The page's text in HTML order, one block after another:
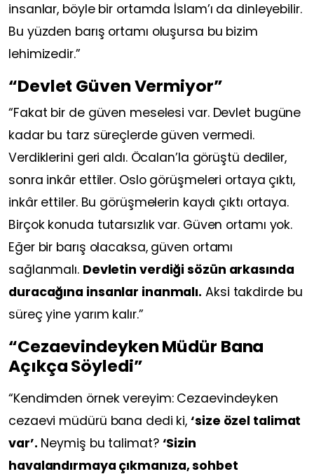
insanlar, böyle bir ortamda İslam’ı da dinleyebilir.
Bu yüzden barış ortamı oluşursa bu bizim
lehimizedir.”
“Devlet Güven Vermiyor”
“Fakat bir de güven meselesi var. Devlet bugüne
kadar bu tarz süreçlerde güven vermedi.
Verdiklerini geri aldı. Öcalan’la görüştü dediler,
sonra inkâr ettiler. Oslo görüşmeleri ortaya çıktı,
inkâr ettiler. Bu görüşmelerin kaydı çıktı ortaya.
Birçok konuda tutarsızlık var. Güven ortamı yok.
Eğer bir barış olacaksa, güven ortamı
sağlanmalı. Devletin verdiği sözün arkasında
duracağına insanlar inanmalı. Aksi takdirde bu
süreç yine yarım kalır.”
“Cezaevindeyken Müdür Bana
Açıkça Söyledi”
“Kendimden örnek vereyim: Cezaevindeyken
cezaevi müdürü bana dedi ki,‘size özel talimat
var’. Neymiş bu talimat? ‘Sizin
havalandırmaya çıkmanıza, sohbet